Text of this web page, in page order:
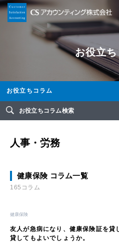
お役立
お役立ちコラム
お役立ちコラム検索
人事・労務
健康保険 コラム一覧
165コラム
健康保険
友人が急病になり、健康保険証を貸
貸してもよいでしょうか。